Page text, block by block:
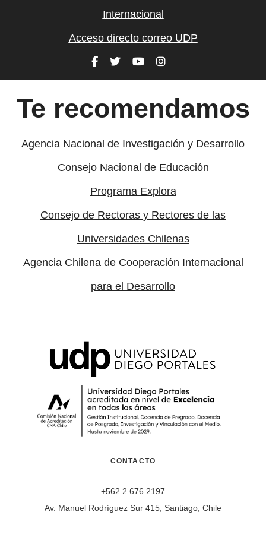
Internacional
Acceso directo correo UDP
Te recomendamos
Agencia Nacional de Investigación y Desarrollo
Consejo Nacional de Educación
Programa Explora
Consejo de Rectoras y Rectores de las
Universidades Chilenas
Agencia Chilena de Cooperación Internacional
para el Desarrollo
CONTACTO
+562 2 676 2197
Av. Manuel Rodríguez Sur 415, Santiago, Chile